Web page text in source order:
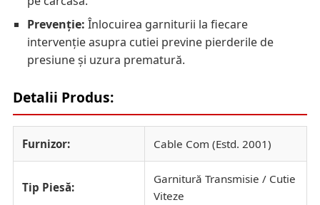
Prevenție: Înlocuirea garniturii la fiecare
intervenție asupra cutiei previne pierderile de
presiune și uzura prematură.
Detalii Produs:
Furnizor: Cable Com (Estd. 2001)
Tip Piesă:
Garnitură Transmisie / Cutie
Viteze